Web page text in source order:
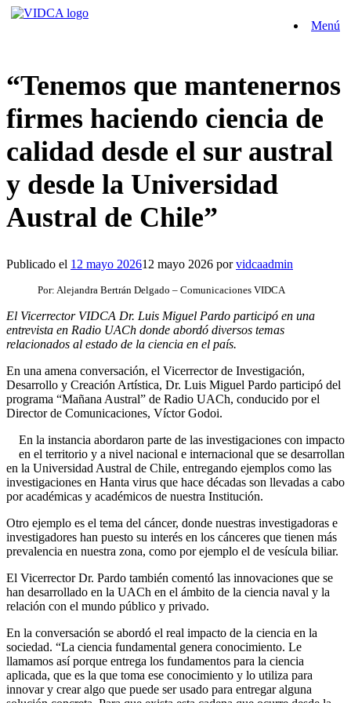
Saltar
Menú
“Tenemos que mantenernos
firmes haciendo ciencia de
calidad desde el sur austral
y desde la Universidad
Austral de Chile”
Publicado el 12 mayo 202612 mayo 2026 porvidcaadmin
Por: Alejandra Bertrán Delgado – Comunicaciones VIDCA
El Vicerrector VIDCA Dr. Luis Miguel Pardo participó en una
entrevista en Radio UACh donde abordó diversos temas
relacionados al estado de la ciencia en el país.
En una amena conversación, el Vicerrector de Investigación,
Desarrollo y Creación Artística, Dr. Luis Miguel Pardo participó del
programa “Mañana Austral” de Radio UACh, conducido por el
Director de Comunicaciones, Víctor Godoi.
En la instancia abordaron parte de las investigaciones con impacto
en el territorio y a nivel nacional e internacional que se desarrollan
en la Universidad Austral de Chile, entregando ejemplos como las
investigaciones en Hanta virus que hace décadas son llevadas a cabo
por académicas y académicos de nuestra Institución.
Otro ejemplo es el tema del cáncer, donde nuestras investigadoras e
investigadores han puesto su interés en los cánceres que tienen más
prevalencia en nuestra zona, como por ejemplo el de vesícula biliar.
El Vicerrector Dr. Pardo también comentó las innovaciones que se
han desarrollado en la UACh en el ámbito de la ciencia naval y la
relación con el mundo público y privado.
En la conversación se abordó el real impacto de la ciencia en la
sociedad. “La ciencia fundamental genera conocimiento. Le
llamamos así porque entrega los fundamentos para la ciencia
aplicada, que es la que toma ese conocimiento y lo utiliza para
innovar y crear algo que puede ser usado para entregar alguna